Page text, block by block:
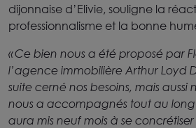
dijonnaise d’Elivie, souligne la
professionnalisme et la bonne
« Ce bien nous a été proposé par
l’agence immobilière Arthur Loyd
suite cerné nos besoins, mais aussi
nous a accompagnés tout au
aura mis neuf mois à se